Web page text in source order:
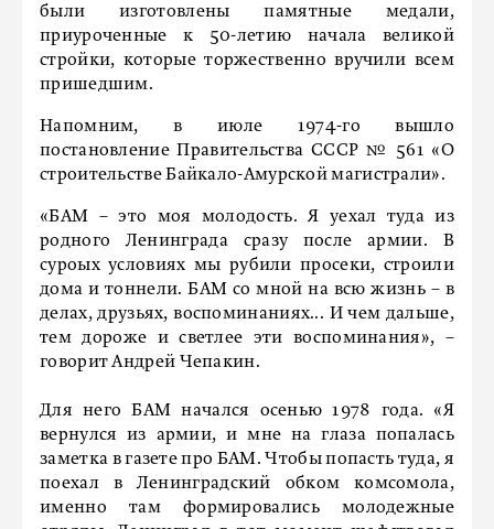
были изготовлены памятные медали,
приуроченные к 50-летию начала великой
стройки, которые торжественно вручили всем
пришедшим.
Напомним, в июле 1974-го вышло
постановление Правительства СССР № 561 «О
строительстве Байкало-Амурской магистрали».
«БАМ – это моя молодость. Я уехал туда из
родного Ленинграда сразу после армии. В
суроых условиях мы рубили просеки, строили
дома и тоннели. БАМ со мной на всю жизнь – в
делах, друзьях, воспоминаниях... И чем дальше,
тем дороже и светлее эти воспоминания», –
говорит Андрей Чепакин.
Для него БАМ начался осенью 1978 года. «Я
вернулся из армии, и мне на глаза попалась
заметка в газете про БАМ. Чтобы попасть туда, я
поехал в Ленинградский обком комсомола,
именно там формировались молодежные